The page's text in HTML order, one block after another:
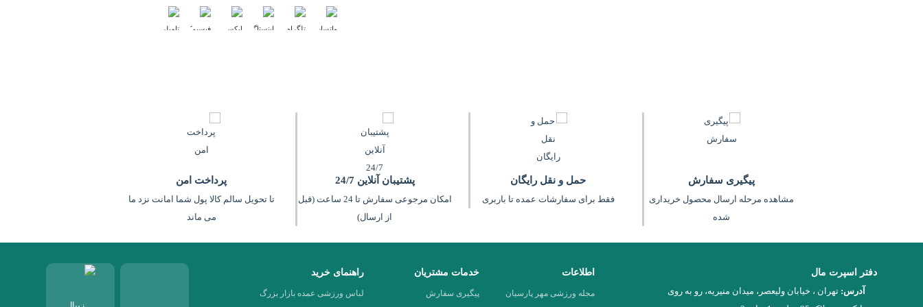
پیگیری سفارش
مشاهده مرحله ارسال محصول خریداری
شده
حمل و نقل رایگان
فقط برای سفارشات عمده تا باربری
پشتیبان آنلاین 24/7
امکان مرجوعی سفارش تا 24 ساعت (قبل
از ارسال)
پرداخت امن
تا تحویل سالم کالا پول شما امانت نزد ما
می ماند
دفتر اسپرت مال
آدرس: تهران ، خیابان ولیعصر، میدان منیریه، رو به روی
اطلاعات
مجله ورزشی مهر پارسیان
خدمات مشتریان
پیگیری سفارش
راهنمای خرید
لباس ورزشی عمده بازار بزرگ